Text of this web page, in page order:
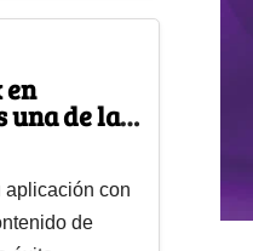
en
una de las
aplicación con
de